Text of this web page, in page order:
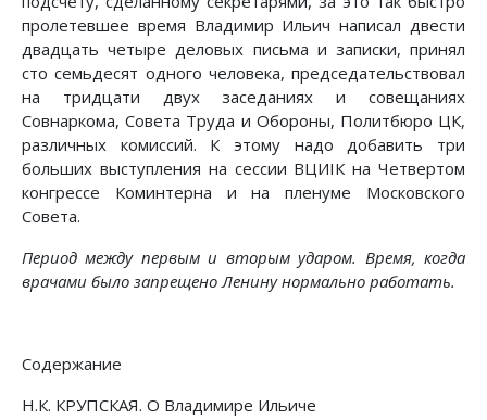
пролетевшее время Владимир Ильич написал двести
двадцать четыре деловых письма и записки, принял
сто семьдесят одного человека, председательствовал
на тридцати двух заседаниях и совещаниях
Совнаркома, Совета Труда и Обороны, Политбюро ЦК,
различных комиссий. К этому надо добавить три
больших выступления на сессии ВЦИIК на Четвертом
конгрессе Коминтерна и на пленуме Московского
Совета.
Период между первым и вторым ударом. Время, когда
врачами было запрещено Ленину нормально работать.
Содержание
Н.К. КРУПСКАЯ. О Владимире Ильиче